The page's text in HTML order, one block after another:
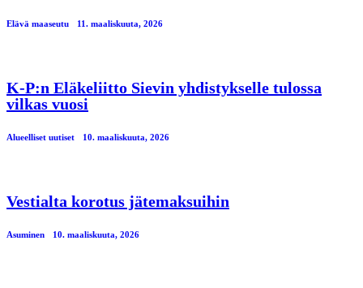
Elävä maaseutu 11. maaliskuuta, 2026
K-P:n Eläkeliitto Sievin yhdistykselle tulossa
vilkas vuosi
Alueelliset uutiset 10. maaliskuuta, 2026
Vestialta korotus jätemaksuihin
Asuminen 10. maaliskuuta, 2026